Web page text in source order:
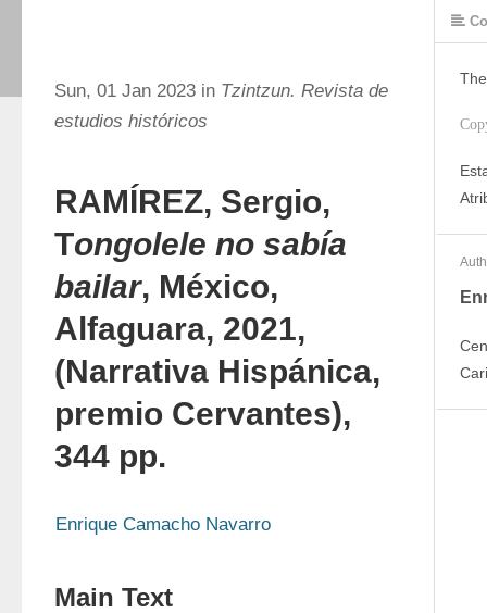
Sun, 01 Jan 2023 in Tzintzun. Revista de
estudios históricos
RAMÍREZ, Sergio,
Tongolele no sabía
bailar, México,
Alfaguara, 2021,
(Narrativa Hispánica,
premio Cervantes),
344 pp.
Enrique Camacho Navarro
Main Text